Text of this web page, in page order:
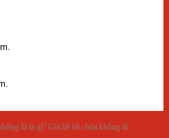
lồ là gì? Giá bề bề chúa khổng lồ